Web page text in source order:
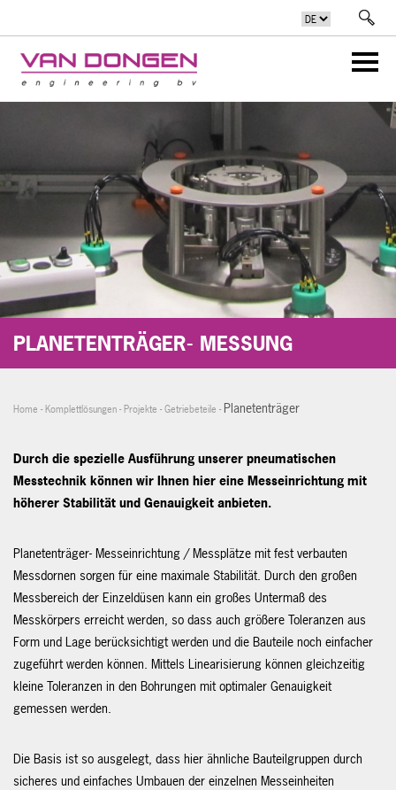
PLANETENTRÄGER- MESSUNG
Home - Komplettlösungen - Projekte - Getriebeteile - Planetenträger
Durch die spezielle Ausführung unserer pneumatischen
Messtechnik können wir Ihnen hier eine Messeinrichtung mit
höherer Stabilität und Genauigkeit anbieten.
Planetenträger- Messeinrichtung / Messplätze mit fest verbauten
Messdornen sorgen für eine maximale Stabilität. Durch den großen
Messbereich der Einzeldüsen kann ein großes Untermaß des
Messkörpers erreicht werden, so dass auch größere Toleranzen aus
Form und Lage berücksichtigt werden und die Bauteile noch einfacher
zugeführt werden können. Mittels Linearisierung können gleichzeitig
kleine Toleranzen in den Bohrungen mit optimaler Genauigkeit
gemessen werden.
Die Basis ist so ausgelegt, dass hier ähnliche Bauteilgruppen durch
sicheres und einfaches Umbauen der einzelnen Messeinheiten